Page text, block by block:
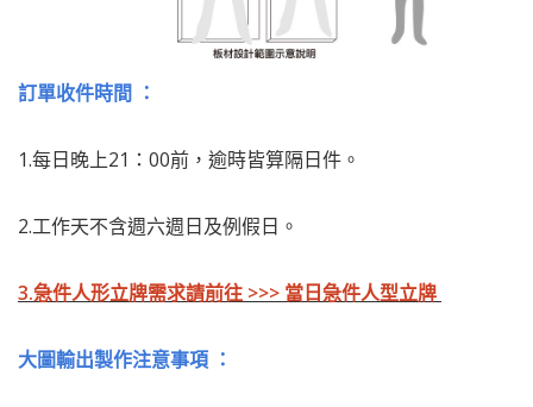
訂單收件時間 ：
1.每日晚上21：00前，逾時皆算隔日件。
2.工作天不含週六週日及例假日。
3.急件人形立牌需求請前往 >>> 當日急件人型立牌
大圖輸出製作注意事項 ：